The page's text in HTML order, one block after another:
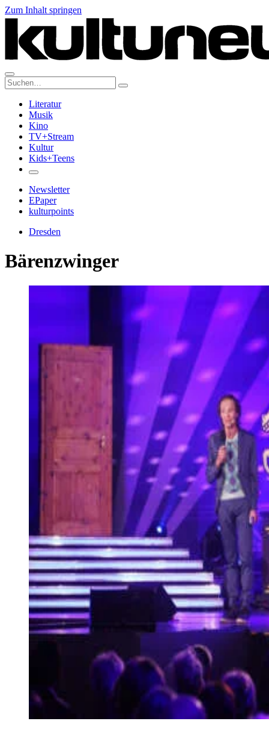
Zum Inhalt springen
Suche:
Literatur
Musik
Kino
TV+Stream
Kultur
Kids+Teens
Newsletter
EPaper
kulturpoints
Dresden
Bärenzwinger